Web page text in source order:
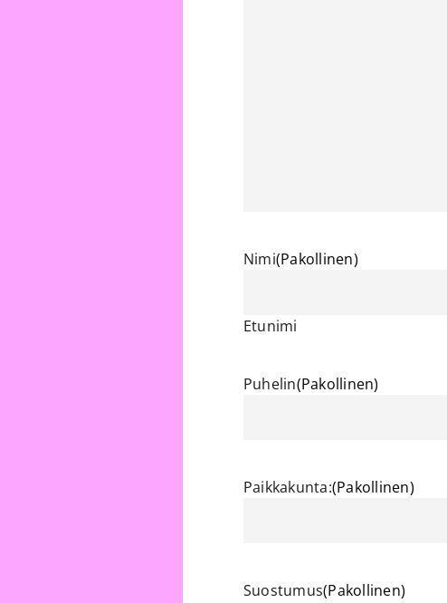
Nimi(Pakollinen)
Etunimi
Puhelin(Pakollinen)
Paikkakunta:(Pakollinen)
Suostumus(Pakollinen)